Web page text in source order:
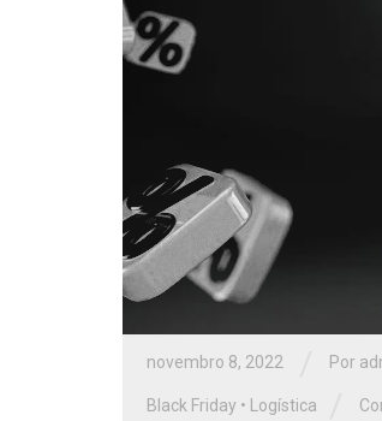
novembro 8, 2022 Por
Black Friday • Logística